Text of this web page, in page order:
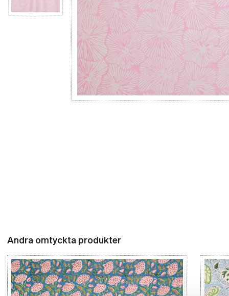
Andra omtyckta produkter